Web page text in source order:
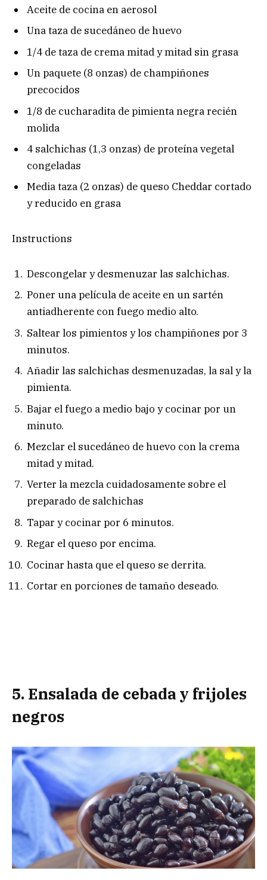
Aceite de cocina en aerosol
Una taza de sucedáneo de huevo
1/4 de taza de crema mitad y mitad sin grasa
Un paquete (8 onzas) de champiñones
precocidos
1/8 de cucharadita de pimienta negra recién
molida
4 salchichas (1,3 onzas) de proteína vegetal
congeladas
Media taza (2 onzas) de queso Cheddar cortado
y reducido en grasa
Instructions
Descongelar y desmenuzar las salchichas.
Poner una película de aceite en un sartén
antiadherente con fuego medio alto.
Saltear los pimientos y los champiñones por 3
minutos.
Añadir las salchichas desmenuzadas, la sal y la
pimienta.
Bajar el fuego a medio bajo y cocinar por un
minuto.
Mezclar el sucedáneo de huevo con la crema
mitad y mitad.
Verter la mezcla cuidadosamente sobre el
preparado de salchichas
Tapar y cocinar por 6 minutos.
Regar el queso por encima.
Cocinar hasta que el queso se derrita.
Cortar en porciones de tamaño deseado.
5. Ensalada de cebada y frijoles
negros